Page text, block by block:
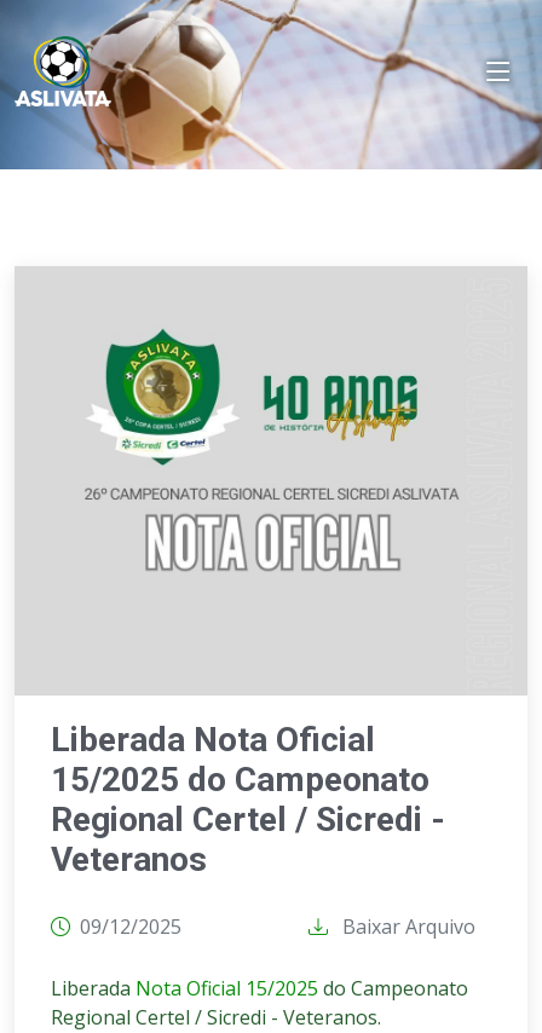
Liberada Nota Oficial
15/2025 do Campeonato
Regional Certel / Sicredi -
Veteranos
09/12/2025 Baixar Arquivo
Liberada Nota Oficial 15/2025 do Campeonato
Regional Certel / Sicredi - Veteranos.